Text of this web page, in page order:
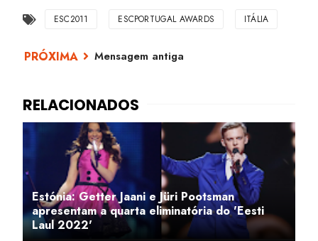
ESC2011 ESCPORTUGAL AWARDS ITÁLIA
Mensagem antiga
Estónia: Getter Jaani e Jüri Pootsman
apresentam a quarta eliminatória do 'Eesti
Laul 2022'